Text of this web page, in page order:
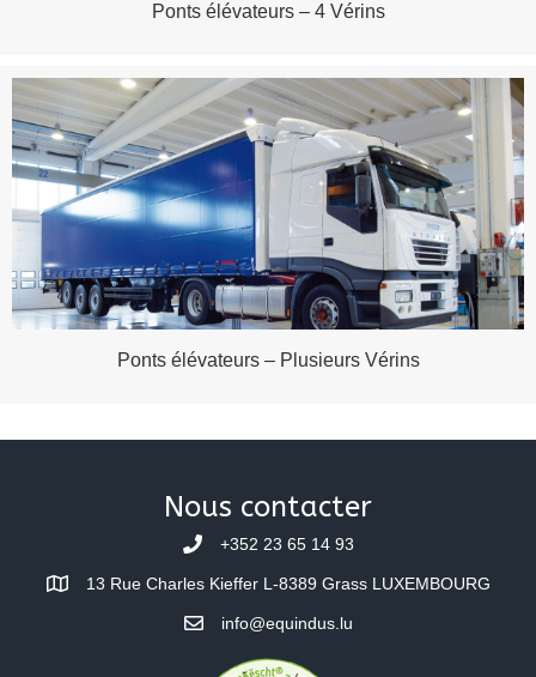
Ponts élévateurs – 4 Vérins
Ponts élévateurs – Plusieurs Vérins
Nous contacter
+352 23 65 14 93
13 Rue Charles Kieffer L-8389 Grass LUXEMBOURG
info@equindus.lu